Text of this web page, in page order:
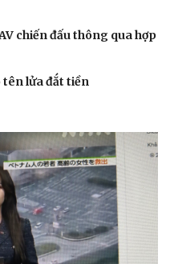
Công nghệ
Trải nghiệm
Chuyển đổi số
chiến đấu thông qua hợp
tên lửa đắt tiền